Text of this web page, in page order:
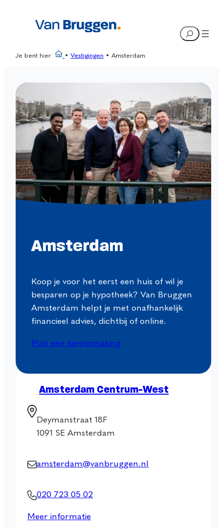
Search
Je bent hier: • Vestigingen • Amsterdam
Amsterdam
Koop je voor het eerst een huis of wil je
besparen op je hypotheek? Van Bruggen
Amsterdam helpt je met onafhankelijk
financieel advies, dichtbij of online.
Plan een kennismaking
Amsterdam Centrum-West
Deymanstraat 18F
1091 SE Amsterdam
amsterdam@vanbruggen.nl
020 723 05 02
Meer informatie